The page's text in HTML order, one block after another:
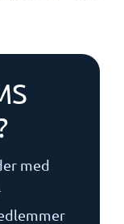
med